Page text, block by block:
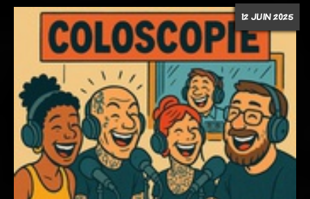
12 JUIN 2025